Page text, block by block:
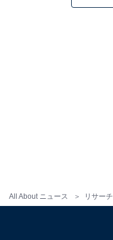
All About ニュース リサーチ